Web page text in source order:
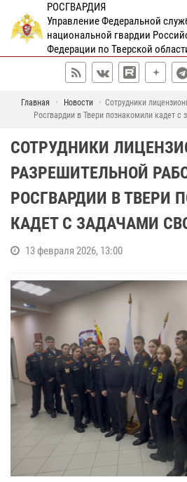
РОСГВАРДИЯ
Управление Федеральной
национальной гвардии
Федерации по Тверской
Главная Новости
Сотрудники
Росгвардии в Твери познакомили кадет
СОТРУДНИКИ
РАЗРЕШИТЕЛЬНОЙ
РОСГВАРДИИ В ТВЕРИ
КАДЕТ С ЗАДАЧАМИ
13 февраля 2026, 13:00